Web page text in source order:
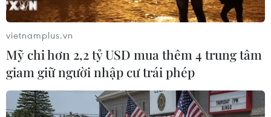
vietnamplus.vn
Mỹ chi hơn 2,2 tỷ USD mua thêm 4 trung tâm
giam giữ người nhập cư trái phép